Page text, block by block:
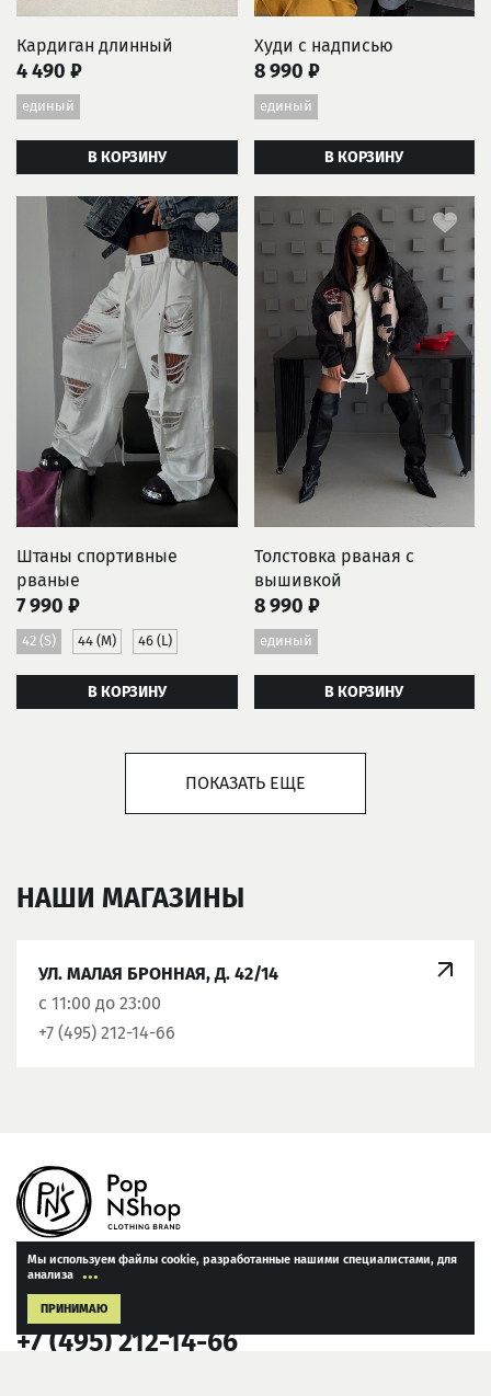
Кардиган длинный
4 490 ₽
В КОРЗИНУ
единый
Худи с надписью
8 990 ₽
В КОРЗИНУ
единый
Штаны спортивные
рваные
7 990 ₽
В КОРЗИНУ
42 (S) 44 (M) 46 (L)
Толстовка рваная с
вышивкой
8 990 ₽
В КОРЗИНУ
единый
ПОКАЗАТЬ ЕЩЕ
НАШИ МАГАЗИНЫ
УЛ. МАЛАЯ БРОННАЯ, Д. 42/14
с 11:00 до 23:00
+7 (495) 212-14-66
Твой личный стилист в твоём телефоне
+7 (495) 212-14-66
Мы используем файлы cookie, разработанные нашими специалистами, для
анализа
...
ПРИНИМАЮ